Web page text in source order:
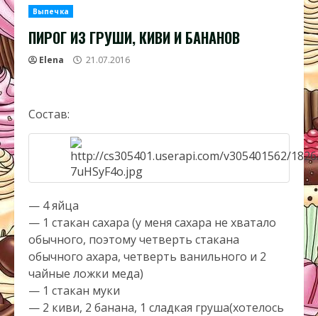
Выпечка
ПИРОГ ИЗ ГРУШИ, КИВИ И БАНАНОВ
Elena 21.07.2016
Состав:
— 4 яйца
— 1 стакан сахара (у меня сахара не хватало
обычного, поэтому четверть стакана
обычного ахара, четверть ванильного и 2
чайные ложки меда)
— 1 стакан муки
— 2 киви, 2 банана, 1 сладкая груша(хотелось